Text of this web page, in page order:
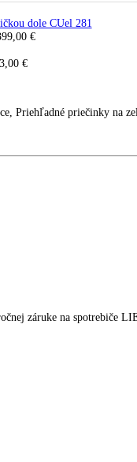
Priehľadné